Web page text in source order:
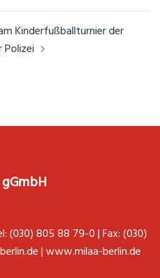
Kinderfußballturnier der
Polizei
(030) 805 88 79-0 | Fax: (030)
| www.milaa-berlin.de